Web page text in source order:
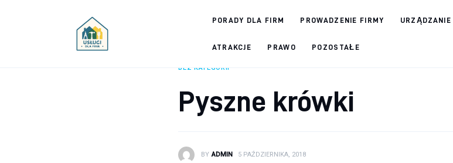
PORADY DLA FIRM PROWADZENIE FIRMY URZĄDZANIE
ATRAKCJE PRAWO POZOSTAŁE
Prowadzenie firmy
BEZ KATEGORII
Pyszne krówki
BY ADMIN 5 PAŹDZIERNIKA, 2018